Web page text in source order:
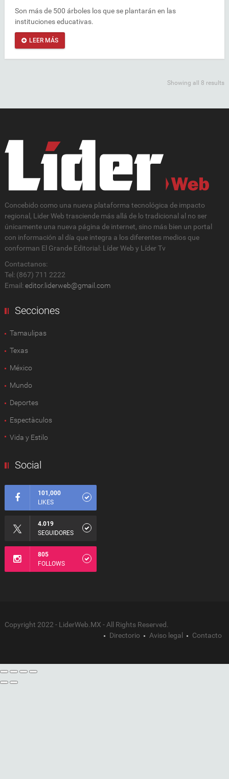
Son más de 500 árboles los que se plantarán en las
instituciones educativas.
LEER MÁS
Showing all 8 results
Concebido como una nueva plataforma tecnológica de impacto
regional, Lider Web trasciende más allá de lo tradicional al no ser
únicamente una nueva página de internet, sino más bien un portal
con información al día que integra a los diferentes medios que
conforman El Grande Editorial: Líder Web y Líder Tv
Contactanos:
Tel: (867) 711 2222
Email: editor.liderweb@gmail.com
Secciones
Tamaulipas
Texas
México
Mundo
Deportes
Espectàculos
Vida y Estilo
Social
101,000
LIKES
4.019
SEGUIDORES
805
FOLLOWS
Copyright 2022 - LiderWeb.MX - All Rights Reserved.
Directorio
Aviso legal Contacto